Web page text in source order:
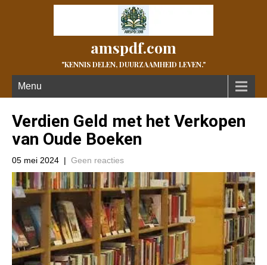
amspdf.com
"KENNIS DELEN, DUURZAAMHEID LEVEN."
Menu
Verdien Geld met het Verkopen
van Oude Boeken
05 mei 2024 | Geen reacties